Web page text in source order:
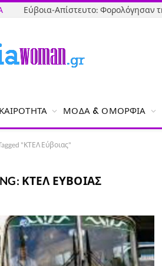
ΜΌΔΑ & ΟΜΟΡΦΙΆ
"ΚΤΕΛ Εύβοιας"
ΚΤΕΛ ΕΎΒΟΙΑΣ